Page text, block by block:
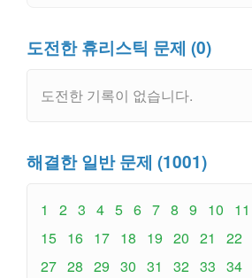
도전한 휴리스틱 문제 (0)
도전한 기록이 없습니다.
해결한 일반 문제 (1001)
1 2 3 4 5 6 7 8 9 10 11
15 16 17 18 19 20 21 22
27 28 29 30 31 32 33 34